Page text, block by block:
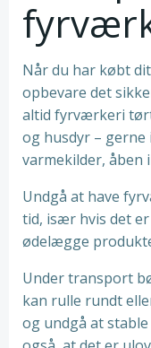
Når du har købt
opbevare det
altid fyrværkeri
og husdyr –
varmekilder, åben
Undgå at have
tid, især hvis det
ødelægge
Under transport
kan rulle rundt
og undgå at